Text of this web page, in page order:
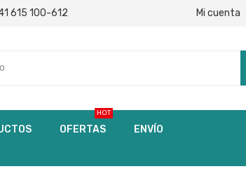
615 100-612 Mi cuenta
OFERTAS
HOT
ENVÍO